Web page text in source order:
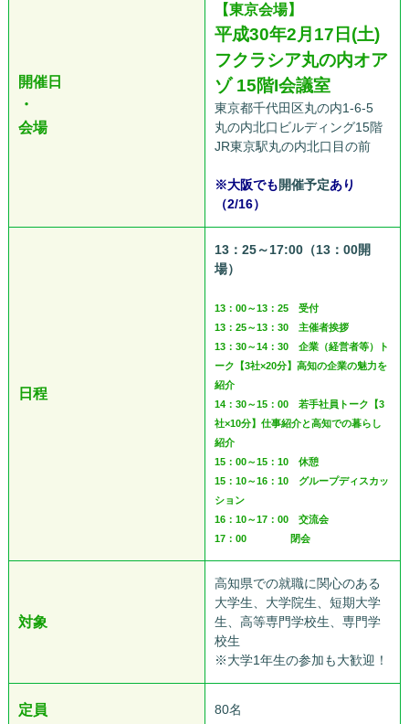
開催日
・
会場
【東京会場】
平成30年2月17日(土)
フクラシア丸の内オア
ゾ 15階I会議室
東京都千代田区丸の内1-6-5
丸の内北口ビルディング15階
JR東京駅丸の内北口目の前
※大阪でも開催予定あり
（2/16）
日程
13：25～17:00（13：00開
場）
13：00～13：25 受付
13：25～13：30 主催者挨拶
13：30～14：30 企業（経営者等）ト
ーク【3社×20分】高知の企業の魅力を
紹介
14：30～15：00 若手社員トーク【3
社×10分】仕事紹介と高知での暮らし
紹介
15：00～15：10 休憩
15：10～16：10 グループディスカッ
ション
16：10～17：00 交流会
17：00 閉会
対象
高知県での就職に関心のある
大学生、大学院生、短期大学
生、高等専門学校生、専門学
校生
※大学1年生の参加も大歓迎！
定員 80名